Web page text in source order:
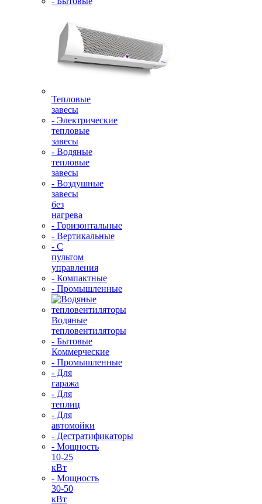
Тепловые
завесы
- Электрические
тепловые
завесы
- Водяные
тепловые
завесы
- Воздушные
завесы
без
нагрева
- Горизонтальные
- Вертикальные
- С
пультом
управления
- Компактные
- Промышленные
Водяные
тепловентиляторы
- Бытовые
Коммерческие
- Промышленные
- Для
гаража
- Для
теплиц
- Для
автомойки
- Дестратификаторы
- Мощность
10-25
кВт
- Мощность
30-50
кВт